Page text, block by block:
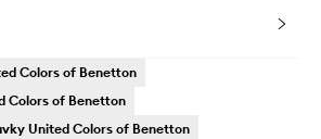
Colors of Benetton
Colors of Benetton
United Colors of Benetton